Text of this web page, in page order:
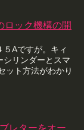
ロック機構の開
Aですが。キィ
シリンダーとスマ
ット方法がわかり
レターをオー